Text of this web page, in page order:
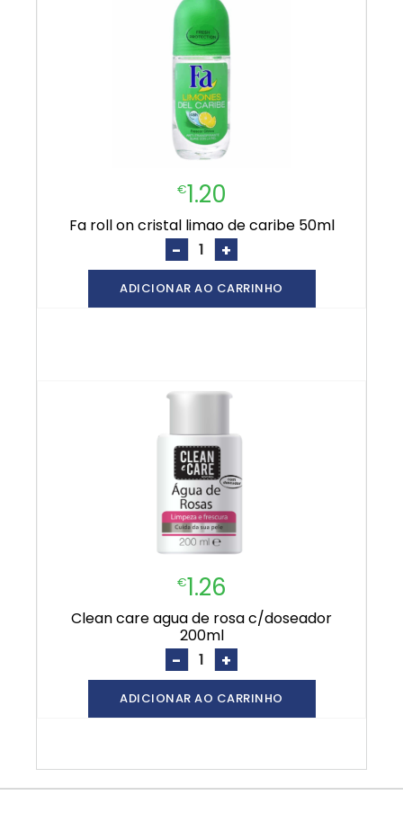
€1.20
fa roll on cristal limao de caribe 50ml
- +
ADICIONAR AO CARRINHO
€1.26
clean care agua de rosa c/doseador
200ml
- +
ADICIONAR AO CARRINHO